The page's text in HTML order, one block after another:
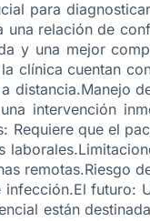
para
una relación de
y una mejor
clínica cuentan
distancia.Manejo
intervención
Requiere que el
remotas.Riesgo
futuro:
están